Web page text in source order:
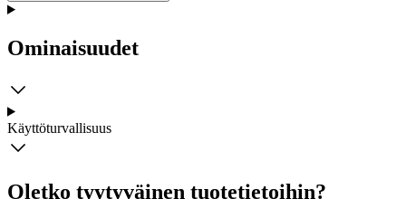
Ominaisuudet
Käyttöturvallisuus
Oletko tyytyväinen tuotetietoihin?